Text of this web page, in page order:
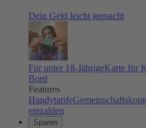
Dein Geld leicht gemacht
Für unter 18-JährigeKarte für
Bord
Features
Handytarife
einzahlen
Sparen